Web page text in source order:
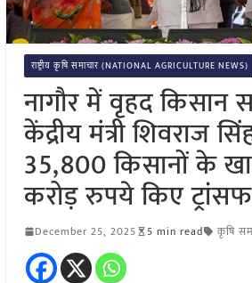
राष्ट्रीय कृषि समाचार (NATIONAL AGRICULTURE NEWS)
नागौर में वृहद किसान
केंद्रीय मंत्री शिवराज
35,800 किसानों के
करोड़ रुपये किए
December 25, 2025 5 min read कृषि